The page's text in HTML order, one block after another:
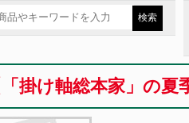
「掛け軸総本家」の